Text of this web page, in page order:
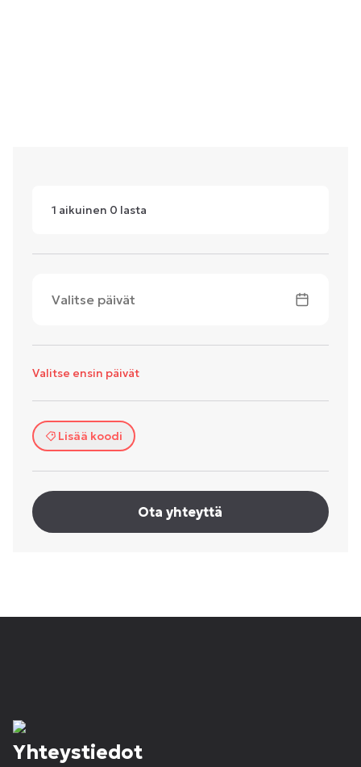
1 aikuinen 0 lasta
Valitse päivät
Valitse ensin päivät
Lisää koodi
Ota yhteyttä
Yhteystiedot